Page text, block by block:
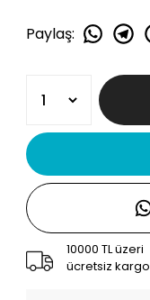
Paylaş:
10000 TL üzeri
ücretsiz kargo